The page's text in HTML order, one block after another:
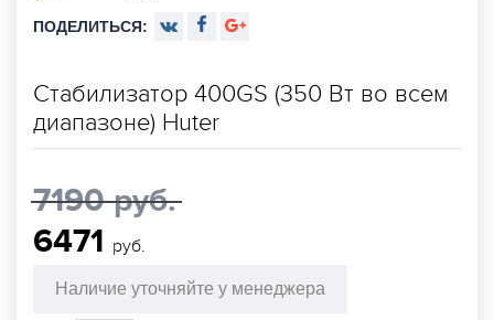
ПОДЕЛИТЬСЯ:
Стабилизатор 400GS (350 Вт во всем
диапазоне) Huter
7190 руб.
6471 руб.
Наличие уточняйте у менеджера